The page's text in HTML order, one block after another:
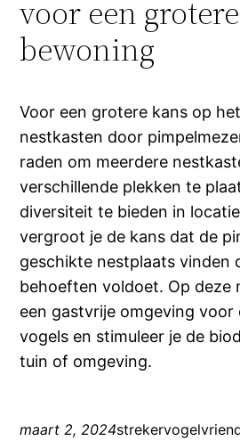
voor een
bewoning
Voor een grotere kans op
nestkasten door
raden om meerdere
verschillende plekken te
diversiteit te bieden in
vergroot je de kans dat de
geschikte nestplaats vinden
behoeften voldoet. Op deze
een gastvrije omgeving voor
vogels en stimuleer je de
tuin of omgeving.
maart 2, 2024